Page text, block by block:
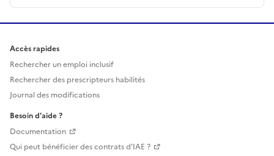
Accès rapides
Rechercher un emploi inclusif
Rechercher des prescripteurs habilités
Journal des modifications
Besoin d'aide ?
Documentation
Qui peut bénéficier des contrats d'IAE ?